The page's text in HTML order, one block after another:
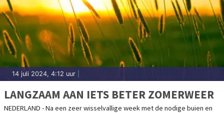
14 juli 2024, 4:12 uur
LANGZAAM AAN IETS BETER ZOMERWEER
NEDERLAND - Na een zeer wisselvallige week met de nodige buien en